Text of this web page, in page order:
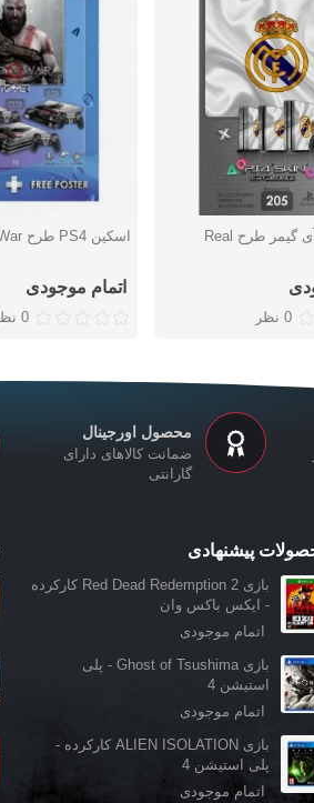
داشتن
اسکین PS4 آی گیمر طرح Real
0 نظر
دوست داشتن اسکین PS4 طرح God Of War
اتمام موجودی
0 نظر
محصول اورجینال
ضمانت کالاهای دارای
گارانتی
پیشنهادی
بازی Red Dead Redemption 2 کارکرده
- ایکس باکس وان
اتمام موجودی
بازی Ghost of Tsushima - پلی
استیشن 4
اتمام موجودی
بازی ALIEN ISOLATION کارکرده -
پلی استیشن 4
اتمام موجودی